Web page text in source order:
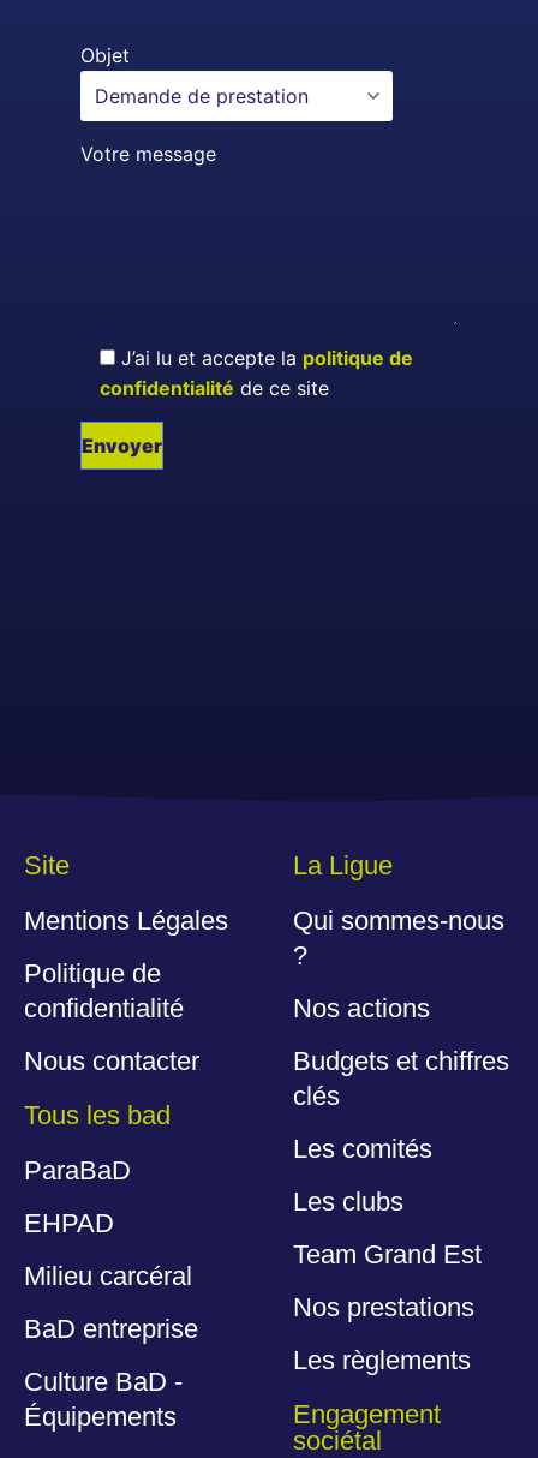
Objet
Votre message
J’ai lu et accepte la politique de
confidentialité de ce site
Site
Mentions Légales
Politique de
confidentialité
Nous contacter
Tous les bad
ParaBaD
EHPAD
Milieu carcéral
BaD entreprise
Culture BaD -
Équipements
La Ligue
Qui sommes-nous
?
Nos actions
Budgets et chiffres
clés
Les comités
Les clubs
Team Grand Est
Nos prestations
Les règlements
Engagement
sociétal